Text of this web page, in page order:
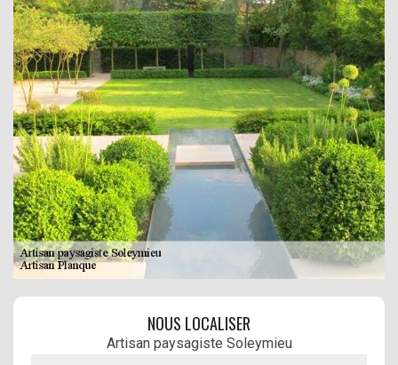
NOUS LOCALISER
Artisan paysagiste Soleymieu